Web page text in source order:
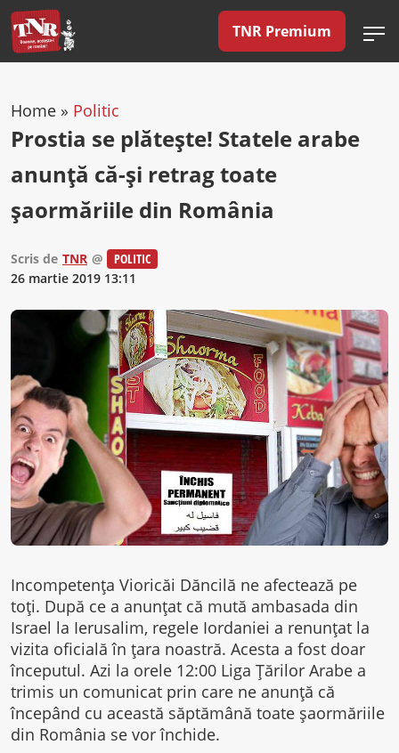
TNR Premium
Home » Politic
Prostia se plăteşte! Statele arabe
anunţă că-şi retrag toate
şaormăriile din România
Scris de TNR @
POLITIC
26 martie 2019 13:11
Incompetenţa Vioricăi Dăncilă ne afectează pe
toţi. După ce a anunţat că mută ambasada din
Israel la Ierusalim, regele Iordaniei a renunţat la
vizita oficială în ţara noastră. Acesta a fost doar
începutul. Azi la orele 12:00 Liga Ţărilor Arabe a
trimis un comunicat prin care ne anunţă că
începând cu această săptămână toate şaormăriile
din România se vor închide.